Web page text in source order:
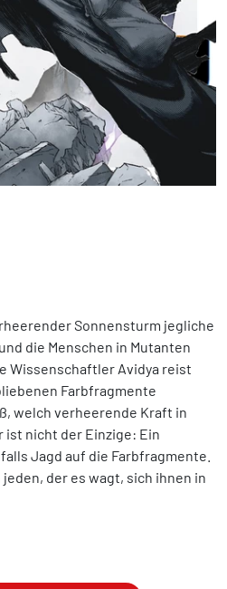
Sonnensturm jegliche
die Menschen in Mutanten
Wissenschaftler Avidya reist
Farbfragmente
welch verheerende Kraft in
ist nicht der Einzige: Ein
Jagd auf die Farbfragmente.
der es wagt, sich ihnen in